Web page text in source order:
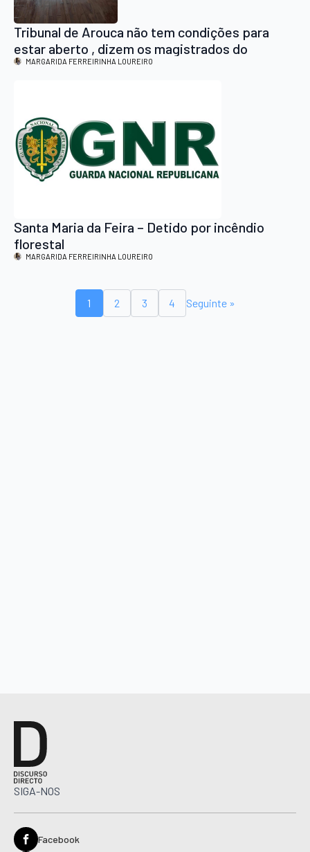
Tribunal de Arouca não tem condições para
estar aberto , dizem os magistrados do
Ministério Público
MARGARIDA FERREIRINHA LOUREIRO
Santa Maria da Feira – Detido por incêndio
florestal
MARGARIDA FERREIRINHA LOUREIRO
1 2 3 4 Seguinte »
SIGA-NOS
Facebook